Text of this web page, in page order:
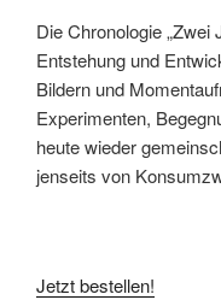
Die Chronologie
Entstehung und
Bildern und
Experimenten,
heute wieder
jenseits von
Jetzt bestellen!